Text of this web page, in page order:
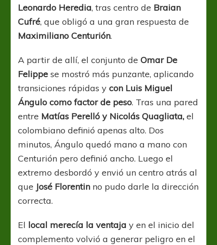
Leonardo Heredia, tras centro de Braian
Cufré, que obligó a una gran respuesta de
Maximiliano Centurión.
A partir de allí, el conjunto deOmar De
Felippe se mostró más punzante, aplicando
transiciones rápidas ycon Luis Miguel
Ángulo como factor de peso. Tras una pared
entre Matías Perelló y Nicolás Quagliata,el
colombiano definió apenas alto. Dos
minutos, Ángulo quedó mano a mano con
Centurión pero definió ancho. Luego el
extremo desbordó y envió un centro atrás al
que José Florentin no pudo darle la dirección
correcta.
El local merecía la ventaja y en el inicio del
complemento volvió a generar peligro en el